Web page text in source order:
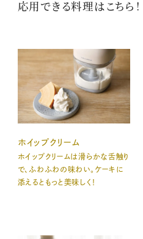
応用できる料理はこちら！
ホイップクリーム
ホイップクリームは滑らかな舌触り
で、ふわふわの味わい。ケーキに
添えるともっと美味しく！